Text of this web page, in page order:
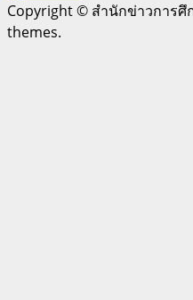
Copyright © สำนักข่าวการศึ
themes.